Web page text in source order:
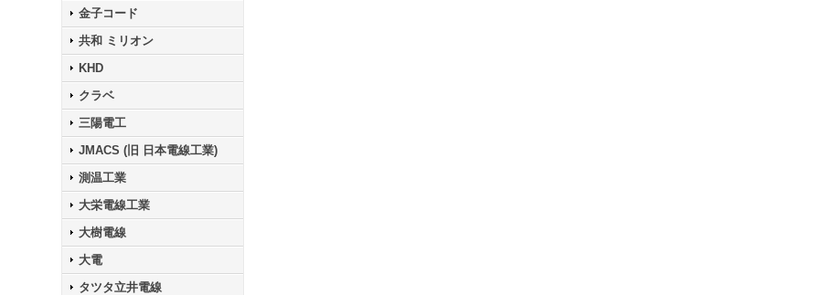
金子コード
共和 ミリオン
KHD
クラベ
三陽電工
JMACS (旧 日本電線工業)
測温工業
大栄電線工業
大樹電線
大電
タツタ立井電線